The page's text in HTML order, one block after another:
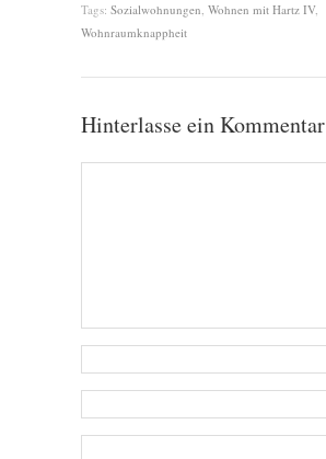
Tags: Sozialwohnungen, Wohnen mit Hartz IV,
Wohnraumknappheit
Hinterlasse ein Kommentar